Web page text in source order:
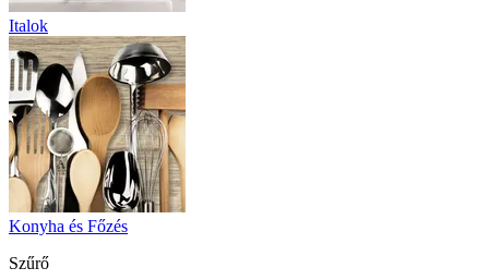
Italok
Konyha és Főzés
Szűrő